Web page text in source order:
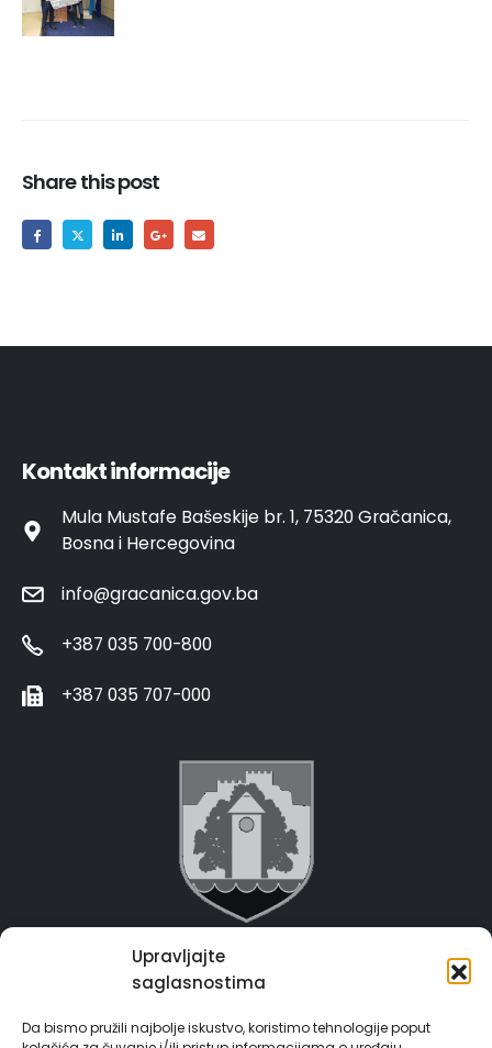
Upravljajte
saglasnostima
Da bismo pružili najbolje iskustvo, koristimo tehnologije poput
Share this post
Kontakt informacije
Mula Mustafe Bašeskije br. 1, 75320 Gračanica,
Bosna i Hercegovina
info@gracanica.gov.ba
+387 035 700-800
+387 035 707-000
Grad Gračanica